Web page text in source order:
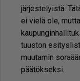
jär­jes­te­lyis­tä.
ei vie­lä ole,
tuus­ton
muu­ta­min
pää­tök­sek­si.